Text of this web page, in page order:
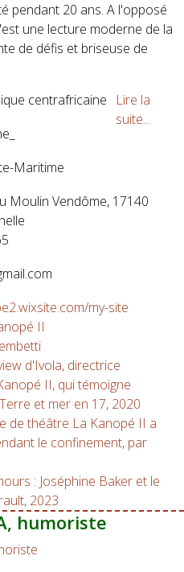
pendant 20 ans. A l'opposé
une lecture moderne de la
de défis et briseuse de
centrafricaine
Maritime
Moulin Vendôme, 17140
my-site
II
d'Ivola, directrice
II, qui témoigne
et mer en 17, 2020
de théâtre La Kanopé II a
le confinement, par
: Joséphine Baker et le
2023
Lire la
suite...
humoriste